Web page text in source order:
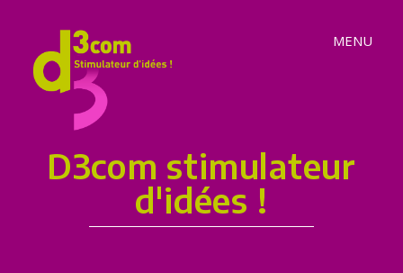
MENU
D3com stimulateur
d'idées !